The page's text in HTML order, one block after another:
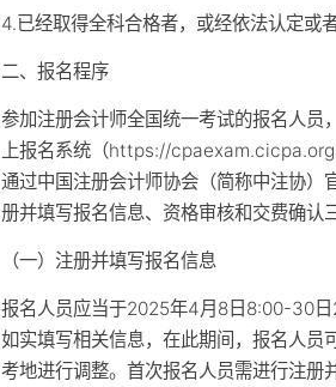
4.已经取得全科合格者，或经依法认定或
二、报名程序
参加注册会计师全国统一考试的报名人员
上报名系统（https://
通过中国注册会计师协会（简称中注协）
册并填写报名信息、资格审核和交费确认
（一）注册并填写报名信息
报名人员应当于2025年4月8日8:00-30日
如实填写相关信息，在此期间，报名人员
考地进行调整。首次报名人员需进行注册